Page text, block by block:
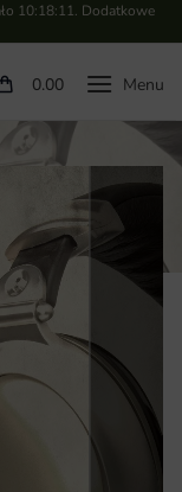
10:18:10. Dodatkowe
0.00